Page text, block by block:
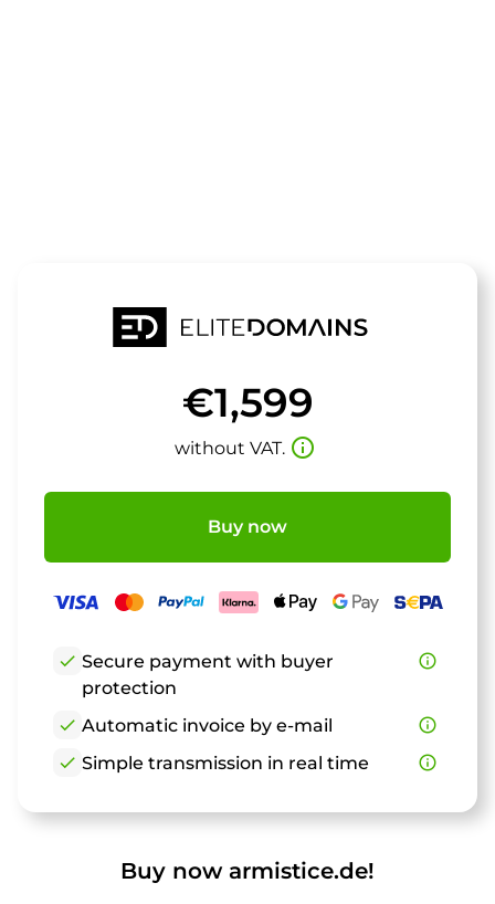
€1,599
without VAT. info_outline
Buy now
check Secure payment with buyer
protection
info_outline
check Automatic invoice by e-mail
info_outline
check Simple transmission in real time info_outline
Buy now armistice.de!